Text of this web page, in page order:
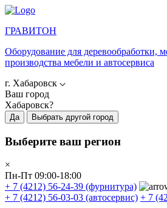
ГРАВИТОН
Оборудование для деревообработки,
производства мебели и автосервиса
г. Хабаровск
Ваш город
Хабаровск?
Да Выбрать другой город
Выберите ваш регион
×
Пн-Пт 09:00-18:00
+ 7 (4212) 56-24-39 (фурнитура)
+ 7 (4212) 56-03-03 (автосервис) + 7